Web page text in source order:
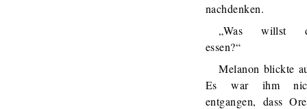
nachdenken.
„Was willst
essen?“
Melanon blickte
Es war ihm
entgangen, dass